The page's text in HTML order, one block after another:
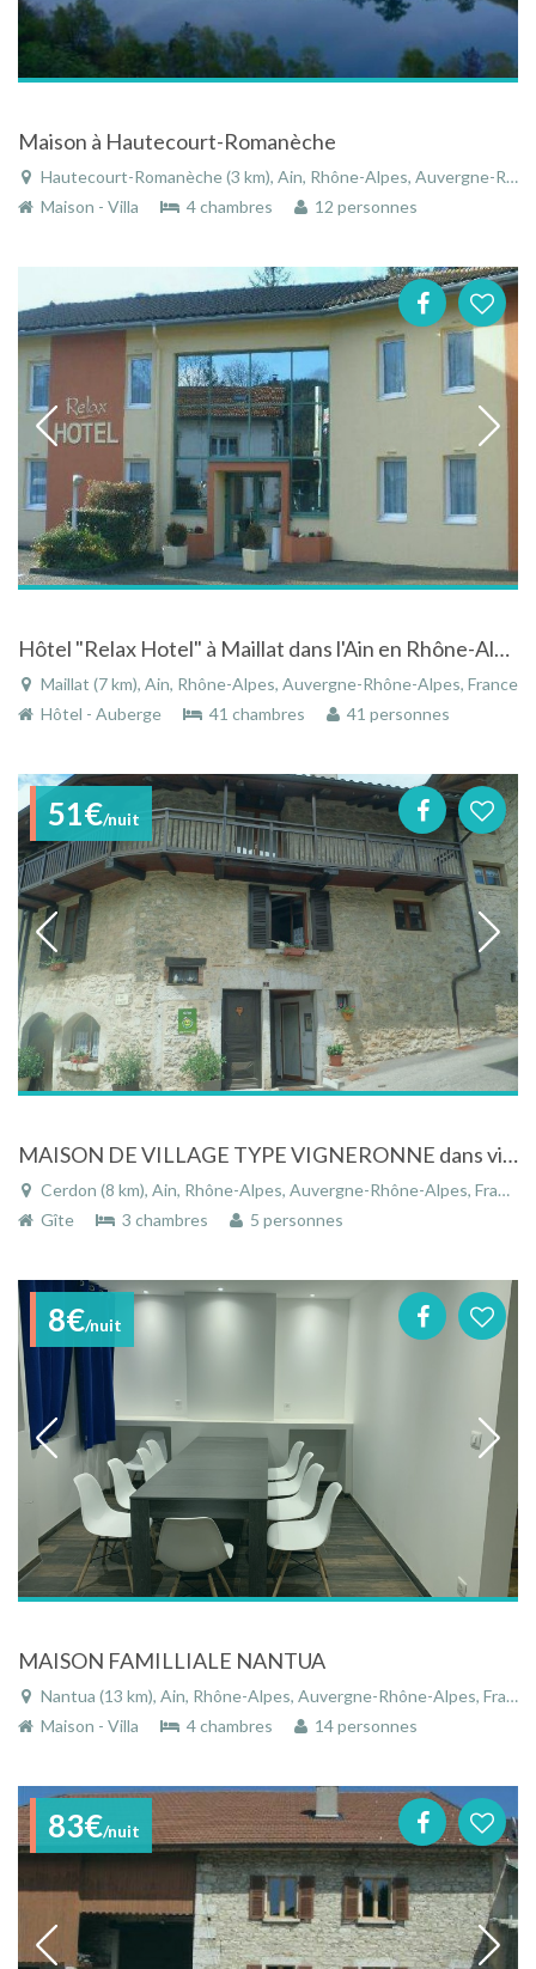
Maison à Hautecourt-Romanèche
Hautecourt-Romanèche (3 km), Ain, Rhône-Alpes, Auvergne-Rhône-Alpes, France
Maison - Villa
4 chambres 12 personnes
Hôtel "Relax Hotel" à Maillat dans l'Ain en Rhône-Alpes proche du lac de Nantua
Maillat (7 km), Ain, Rhône-Alpes, Auvergne-Rhône-Alpes, France
Hôtel - Auberge
41 chambres 41 personnes
51€/nuit
MAISON DE VILLAGE TYPE VIGNERONNE dans village calme
Cerdon (8 km), Ain, Rhône-Alpes, Auvergne-Rhône-Alpes, France
Gîte
3 chambres 5 personnes
8€/nuit
MAISON FAMILLIALE NANTUA
Nantua (13 km), Ain, Rhône-Alpes, Auvergne-Rhône-Alpes, France
Maison - Villa
4 chambres 14 personnes
83€/nuit